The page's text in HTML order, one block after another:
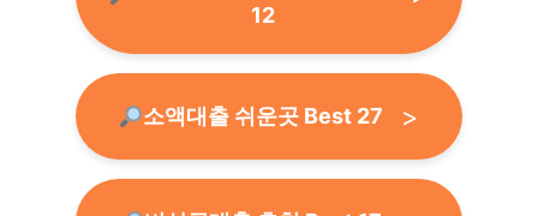
12
소액대출 쉬운곳 Best 27